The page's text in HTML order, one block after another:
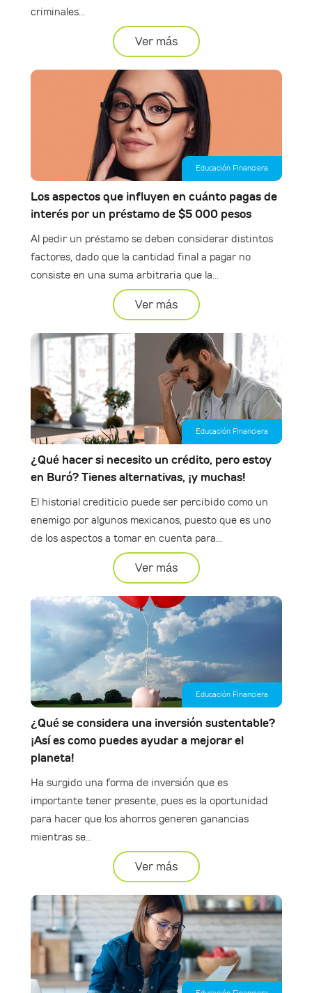
criminales...
Ver más
Educación Financiera
Los aspectos que influyen en cuánto pagas de
interés por un préstamo de $5 000 pesos
Al pedir un préstamo se deben considerar distintos
factores, dado que la cantidad final a pagar no
consiste en una suma arbitraria que la...
Ver más
Educación Financiera
¿Qué hacer si necesito un crédito, pero estoy
en Buró? Tienes alternativas, ¡y muchas!
El historial crediticio puede ser percibido como un
enemigo por algunos mexicanos, puesto que es uno
de los aspectos a tomar en cuenta para...
Ver más
Educación Financiera
¿Qué se considera una inversión sustentable?
¡Así es como puedes ayudar a mejorar el
planeta!
Ha surgido una forma de inversión que es
importante tener presente, pues es la oportunidad
para hacer que los ahorros generen ganancias
mientras se...
Ver más